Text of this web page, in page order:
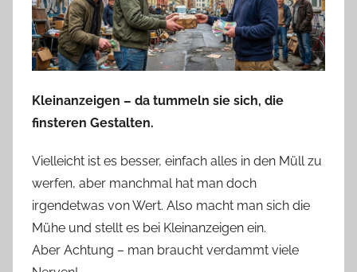
Kleinanzeigen – da tummeln sie sich, die
finsteren Gestalten.
Vielleicht ist es besser, einfach alles in den Müll zu
werfen, aber manchmal hat man doch
irgendetwas von Wert. Also macht man sich die
Mühe und stellt es bei Kleinanzeigen ein.
Aber Achtung – man braucht verdammt viele